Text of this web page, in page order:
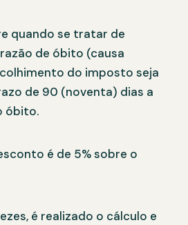
quando se tratar de
de óbito (causa
do imposto seja
de 90 (noventa) dias a
óbito.
é de 5% sobre o
é realizado o cálculo e